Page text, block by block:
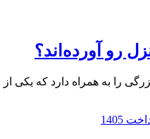
رو آورده‌اند؟
را به همراه دارد که یکی